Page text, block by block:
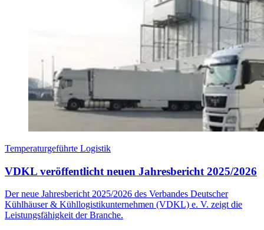
Temperaturgeführte Logistik
VDKL veröffentlicht neuen Jahresbericht 2025/2026
Der neue Jahresbericht 2025/2026 des Verbandes Deutscher
Kühlhäuser & Kühllogistikunternehmen (VDKL) e. V. zeigt die
Leistungsfähigkeit der Branche.